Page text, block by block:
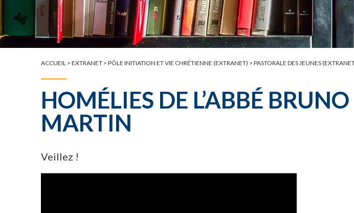
ACCUEIL > EXTRANET > PÔLE INITIATION ET VIE CHRÉTIENNE (EXTRANET) > PASTORALE DES JEUNES
HOMÉLIES DE L’ABBÉ BRUNO
MARTIN
Veillez !